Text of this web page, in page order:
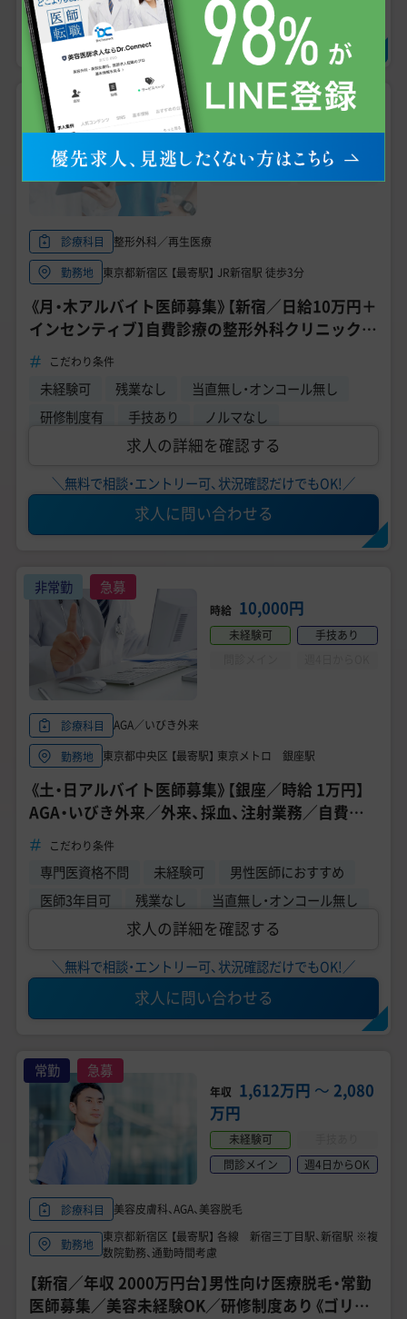
求人に問い合わせる
非常勤 おすすめ
未経験可
手技あり
診療科目
整形外科／再生医療
勤務地
東京都新宿区 【最寄駅】 JR新宿駅 徒歩3分
《月・木アルバイト医師募集》【新宿／日給10万円＋
インセンティブ】自費診療の整形外科クリニック／
副業で年収アップ／整形外科専門医募集！
こだわり条件
未経験可 残業なし
当直無し・オンコール無し
研修制度有
手技あり ノルマなし
求人の詳細を確認する
＼無料で相談・エントリー可、状況確認だけでもOK!／
求人に問い合わせる
非常勤 急募
時給 10,000円
未経験可
手技あり
診療科目
AGA／いびき外来
勤務地
東京都中央区 【最寄駅】 東京メトロ 銀座駅
《土・日アルバイト医師募集》【銀座／時給 1万円】
AGA・いびき外来／外来、採血、注射業務／自費診
療未経験も応募可能◎
こだわり条件
専門医資格不問 未経験可
男性医師におすすめ
医師3年目可
残業なし 当直無し・オンコール無し
求人の詳細を確認する
＼無料で相談・エントリー可、状況確認だけでもOK!／
求人に問い合わせる
常勤 急募
年収 1,612万円 〜 2,080
万円
未経験可
問診メイン
週4日からOK
診療科目 美容皮膚科、AGA、美容脱毛
勤務地
東京都新宿区 【最寄駅】 各線 新宿三丁目駅、新宿駅 ※複
数院勤務、通勤時間考慮
【新宿／年収 2000万円台】男性向け医療脱毛・常勤
医師募集／美容未経験OK／研修制度あり《ゴリラ